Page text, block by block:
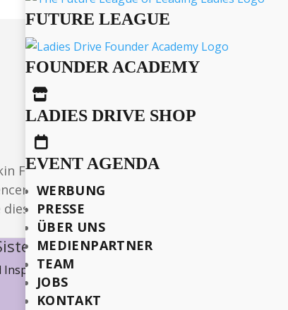
FUTURE LEAGUE
FOUNDER ACADEMY

LADIES DRIVE SHOP

EVENT AGENDA
WERBUNG
PRESSE
ÜBER UNS
MEDIENPARTNER
TEAM
JOBS
KONTAKT
Forever Natural Nude Range begleitet, soll
zu einem Fotoshooting in der Carezza
Vorhabens zu überzeugen und zu hören,
wie wir gemeinsam die Welt bewegen.